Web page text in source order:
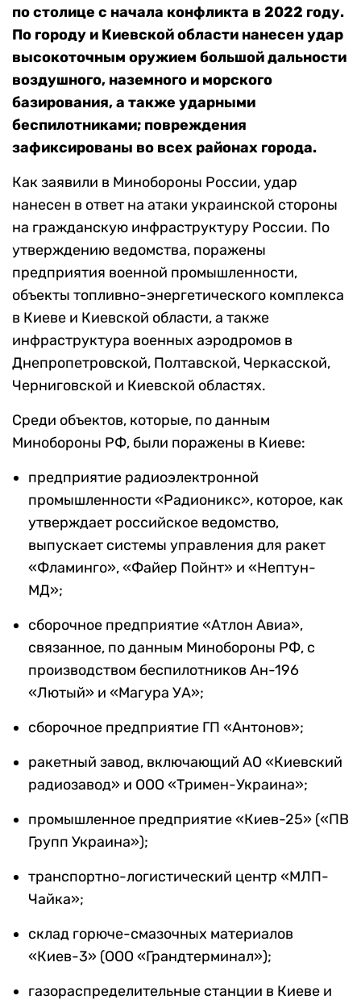
по столице с начала конфликта в 2022 году.
По городу и Киевской области нанесен удар
высокоточным оружием большой дальности
воздушного, наземного и морского
базирования, а также ударными
беспилотниками; повреждения
зафиксированы во всех районах города.
Как заявили в Минобороны России, удар
нанесен в ответ на атаки украинской стороны
на гражданскую инфраструктуру России. По
утверждению ведомства, поражены
предприятия военной промышленности,
объекты топливно-энергетического комплекса
в Киеве и Киевской области, а также
инфраструктура военных аэродромов в
Днепропетровской, Полтавской, Черкасской,
Черниговской и Киевской областях.
Среди объектов, которые, по данным
Минобороны РФ, были поражены в Киеве:
предприятие радиоэлектронной
промышленности «Радионикс», которое, как
утверждает российское ведомство,
выпускает системы управления для ракет
«Фламинго», «Файер Пойнт» и «Нептун-
МД»;
сборочное предприятие «Атлон Авиа»,
связанное, по данным Минобороны РФ, с
производством беспилотников Ан-196
«Лютый» и «Магура УА»;
сборочное предприятие ГП «Антонов»;
ракетный завод, включающий АО «Киевский
радиозавод» и ООО «Тримен-Украина»;
промышленное предприятие «Киев-25» («ПВ
Групп Украина»);
транспортно-логистический центр «МЛП-
Чайка»;
склад горюче-смазочных материалов
«Киев-3» (ООО «Грандтерминал»);
газораспределительные станции в Киеве и